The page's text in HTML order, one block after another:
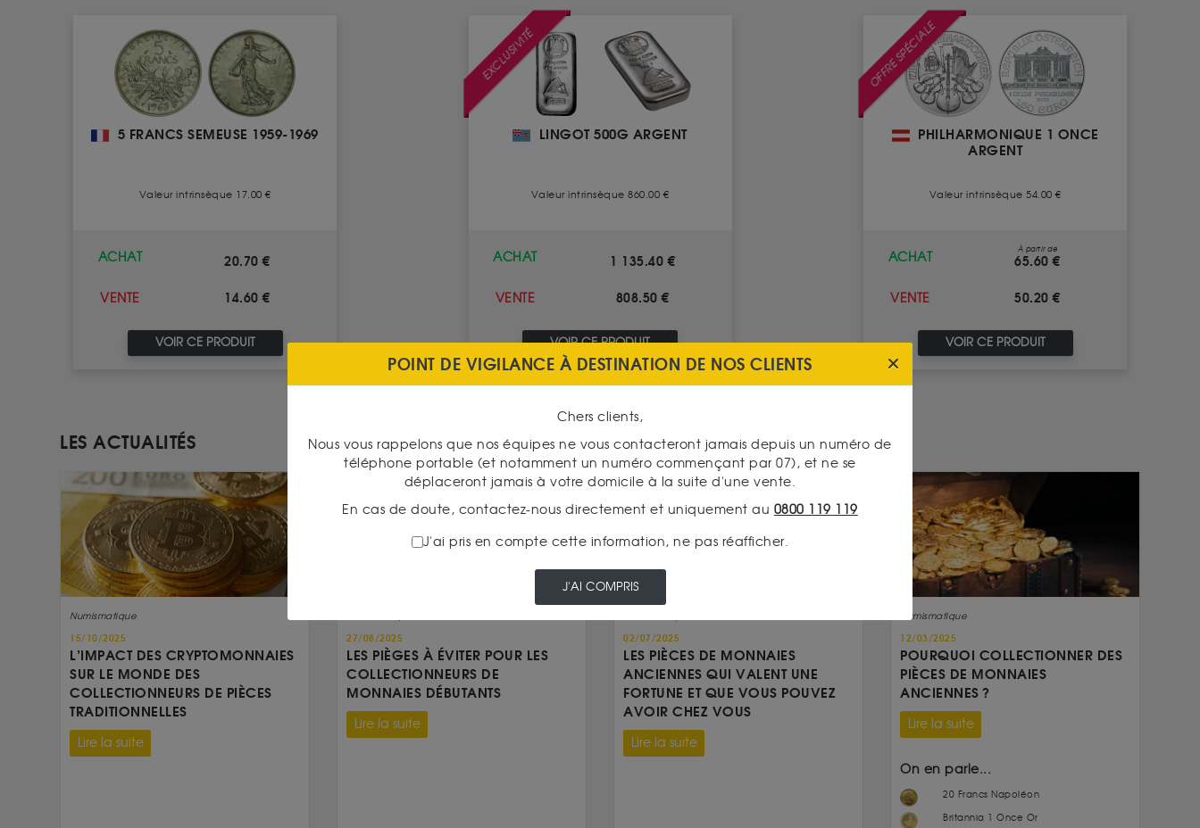
5 FRANCS SEMEUSE 1959-1969
Valeur intrinsèque 17.00 €
ACHAT 20.70 €
VENTE 14.60 €
VOIR CE PRODUIT
EXCLUSIVITÉ
LINGOT 500G ARGENT
Valeur intrinsèque 860.00 €
ACHAT 1 135.40 €
VENTE 808.50 €
VOIR CE PRODUIT
OFFRE SPÉCIALE
PHILHARMONIQUE 1 ONCE
ARGENT
Valeur intrinsèque 54.00 €
ACHAT
À partir de
65.60 €
VENTE 50.20 €
VOIR CE PRODUIT
LES ACTUALITÉS
Numismatique
15/10/2025
L’IMPACT DES CRYPTOMONNAIES
SUR LE MONDE DES
COLLECTIONNEURS DE PIÈCES
TRADITIONNELLES
Lire la suite
27/08/2025
LES PIÈGES À ÉVITER POUR LES
COLLECTIONNEURS DE
MONNAIES DÉBUTANTS
Lire la suite
02/07/2025
LES PIÈCES DE MONNAIES
ANCIENNES QUI VALENT UNE
FORTUNE ET QUE VOUS POUVEZ
AVOIR CHEZ VOUS
Lire la suite
Numismatique
12/03/2025
POURQUOI COLLECTIONNER DES
PIÈCES DE MONNAIES
ANCIENNES ?
Lire la suite
On en parle...
20 Francs Napoléon
Britannia 1 Once Or
POINT DE VIGILANCE À DESTINATION DE NOS CLIENTS
Chers clients,
Nous vous rappelons que nos équipes ne vous contacteront jamais depuis un numéro de
téléphone portable (et notamment un numéro commençant par 07), et ne se
déplaceront jamais à votre domicile à la suite d'une vente.
En cas de doute, contactez-nous directement et uniquement au 0800 119 119
J'ai pris en compte cette information, ne pas réafficher.
J'AI COMPRIS